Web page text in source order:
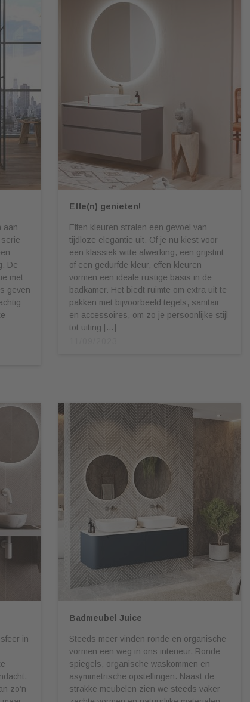
aan
De
met
geven
Effe(n) genieten!
Effen kleuren stralen een gevoel van
tijdloze elegantie uit. Of je nu kiest voor
een klassiek witte afwerking, een grijstint
of een gedurfde kleur, effen kleuren
vormen een ideale rustige basis in de
badkamer. Het biedt ruimte om extra uit te
pakken met bijvoorbeeld tegels, sanitair
en accessoires, om zo je persoonlijke stijl
tot uiting […]
in
zo’n
Badmeubel Juice
Steeds meer vinden ronde en organische
vormen een weg in ons interieur. Ronde
spiegels, organische waskommen en
asymmetrische opstellingen. Naast de
strakke meubelen zien we steeds vaker